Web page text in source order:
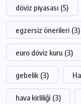
döviz piyasası (5)
egzersiz önerileri (3)
euro döviz kuru (3)
gebelik (3)
hava kirliliği (3)